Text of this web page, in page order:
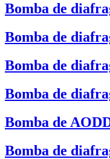
Bomba de
Bomba de
Bomba de
Bomba de
Bomba de
Bomba de